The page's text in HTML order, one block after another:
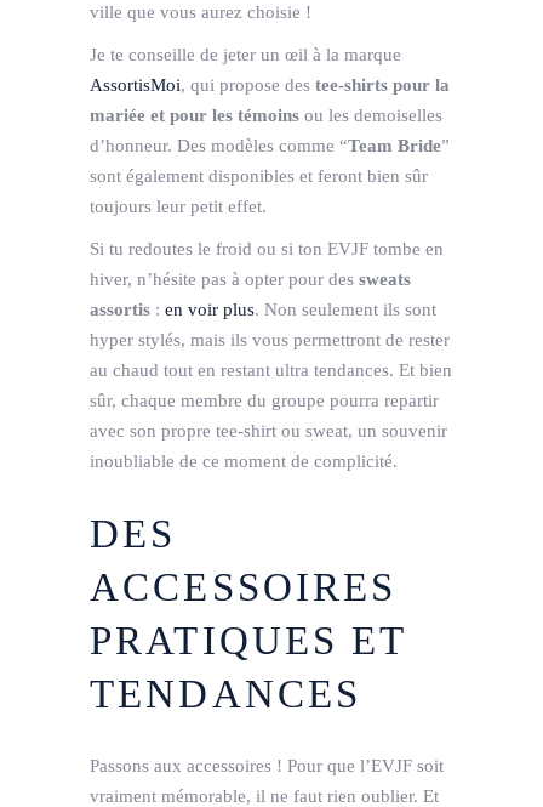
ville que vous aurez choisie !
Je te conseille de jeter un œil à la marque
AssortisMoi, qui propose des tee-shirts pour la
mariée et pour les témoins ou les demoiselles
d’honneur. Des modèles comme “Team Bride”
sont également disponibles et feront bien sûr
toujours leur petit effet.
Si tu redoutes le froid ou si ton EVJF tombe en
hiver, n’hésite pas à opter pour des sweats
assortis : en voir plus. Non seulement ils sont
hyper stylés, mais ils vous permettront de rester
au chaud tout en restant ultra tendances. Et bien
sûr, chaque membre du groupe pourra repartir
avec son propre tee-shirt ou sweat, un souvenir
inoubliable de ce moment de complicité.
DES
ACCESSOIRES
PRATIQUES ET
TENDANCES
Passons aux accessoires ! Pour que l’EVJF soit
vraiment mémorable, il ne faut rien oublier. Et